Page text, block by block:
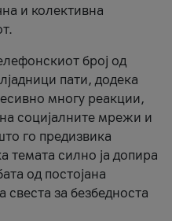
и колективна
број од
пати, додека
многу реакции,
социјалните мрежи и
го предизвика
темата силно ја допира
од постојана
свеста за безбедноста